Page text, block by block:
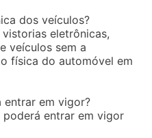
dos veículos?
eletrônicas,
veículos sem a
física do automóvel em
entrar em vigor?
poderá entrar em vigor